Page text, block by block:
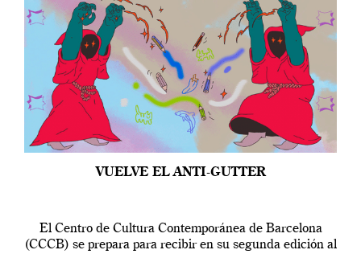
VUELVE EL ANTI-GUTTER
El Centro de Cultura Contemporánea de Barcelona
(CCCB) se prepara para recibir en su segunda edición al